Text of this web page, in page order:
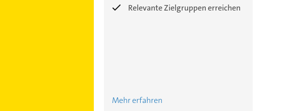
Relevante Zielgruppen erreichen
Mehr erfahren